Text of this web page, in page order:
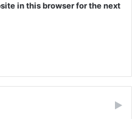
in this browser for the next